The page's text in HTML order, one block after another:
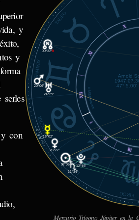
© MiSabueso.com
19°
AC
07'
TAURO
GÉMINIS
CÁNCER
LEO
VIRGO
X
XI
XII
I
II
III
06°05'
18°02'
26°22'
20°06'
11°34'
24°29'
12°45'
00°32'℞
Arnold
47° 5.00'
Mercurio Trígono Júpiter en la
y
y
y con